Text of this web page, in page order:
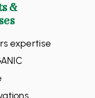
&
expertise